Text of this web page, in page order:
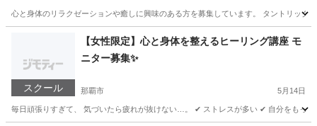
心と身体のリラクゼーションや癒しに興味のある方を募集しています。 タントリッ
美容
スクール
【女性限定】心と身体を整えるヒーリング講座 モ
ニター募集✨
那覇市 5月14日
毎日頑張りすぎて、 気づいたら疲れが抜けない…。 ✔ ストレスが多い ✔ 自分をもっ